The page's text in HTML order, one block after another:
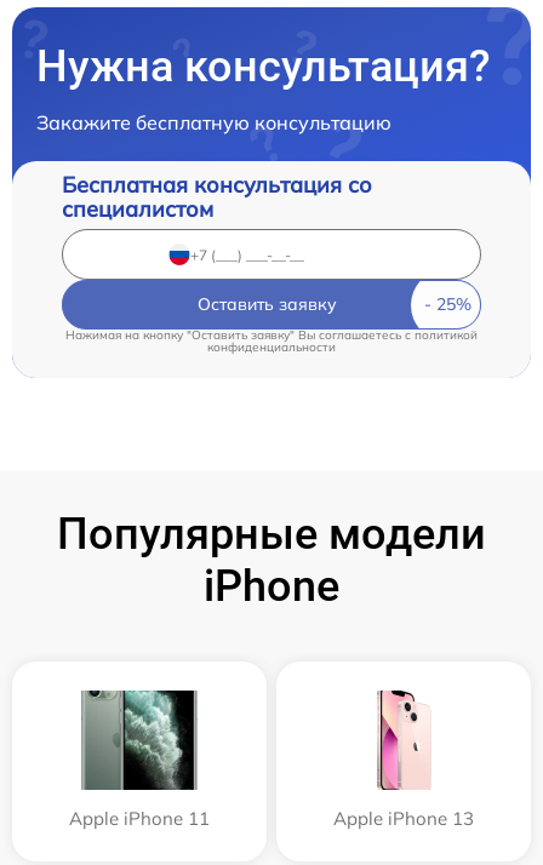
Нужна консультация?
Закажите бесплатную консультацию
Бесплатная консультация со
специалистом
Оставить заявку
Нажимая на кнопку "Оставить заявку" Вы соглашаетесь cполитикой
конфиденциальности
Популярные модели
iPhone
Apple iPhone 11 Apple iPhone 13